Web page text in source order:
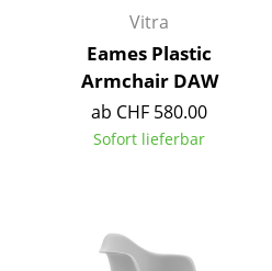
Vitra
Eames Plastic
Armchair DAW
ab CHF 580.00
Sofort lieferbar